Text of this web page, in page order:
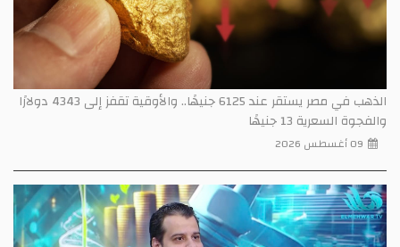
الذهب في مصر يستقر عند 6125 جنيهًا.. والأوقية تقفز إلى 4343 دولارًا
والفجوة السعرية 13 جنيهًا
09 أغسطس 2026